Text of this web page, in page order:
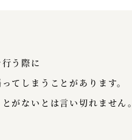
う際に
てしまうことがあります。
がないとは言い切れません。